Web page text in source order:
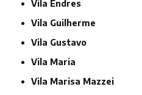
Vila Endres
Vila Guilherme
Vila Gustavo
Vila Maria
Vila Marisa Mazzei